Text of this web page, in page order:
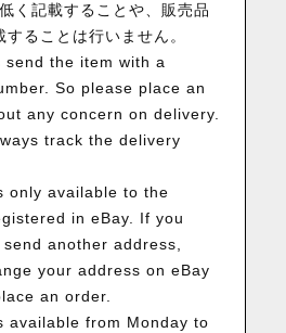
く記載することや、販売品
ることは行いません。
send the item with a
So please place an
any concern on delivery.
track the delivery
only available to the
in eBay. If you
another address,
your address on eBay
an order.
available from Monday to